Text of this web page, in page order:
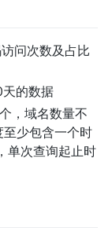
问次数及占比
的数据
，域名数量不
少包含一个时
单次查询起止时